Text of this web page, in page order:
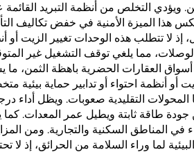
ويؤدي التخلص من أنظمة التبريد
هذا الميزة الأمنية في خفض تكاليف
إذ لا تتطلب هذه الوحدات تغيير الزيت أو
مما يلغي توقف التشغيل غير
العقارات الحضرية باهظة الثمن، ما
أنظمة احتواء أو تدابير حماية بيئية
التقليدية صعوبات. ويظل أداء
طاقة ثابتة ويطيل عمر المعدات. كما
المناطق السكنية والتجارية. ومن
لما وراء السلامة من الحرائق، إذ لا